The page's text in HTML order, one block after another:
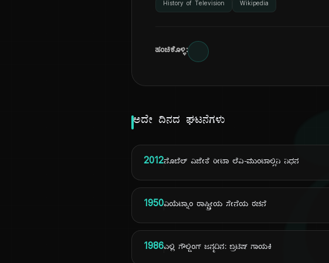
History of Television Wikipedia
ಹಂಚಿಕೊಳ್ಳಿ:
ಅದೇ ದಿನದ ಘಟನೆಗಳು
2012ನೊಬೆಲ್ ವಿಜೇತೆ ರೀಟಾ ಲೆವಿ-ಮುಂಟಾಲ್ಸಿನಿ ನಿಧನ
1950ವಿಯೆಟ್ನಾಂ ರಾಷ್ಟ್ರೀಯ ಸೇನೆಯ ರಚನೆ
1986ಎಲ್ಲಿ ಗೌಲ್ಡಿಂಗ್ ಜನ್ಮದಿನ: ಬ್ರಿಟಿಷ್ ಗಾಯಕಿ